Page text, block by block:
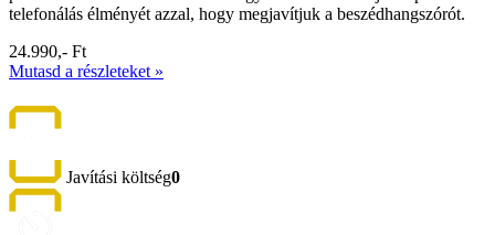
telefonálás élményét azzal, hogy megjavítjuk a beszédhangszórót.
24.990,- Ft
Mutasd a részleteket »
Javítási költség0